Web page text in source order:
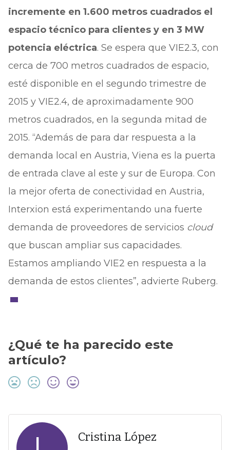
incremente en 1.600 metros cuadrados el
espacio técnico para clientes y en 3 MW
potencia eléctrica. Se espera que VIE2.3, con
cerca de 700 metros cuadrados de espacio,
esté disponible en el segundo trimestre de
2015 y VIE2.4, de aproximadamente 900
metros cuadrados, en la segunda mitad de
2015. “Además de para dar respuesta a la
demanda local en Austria, Viena es la puerta
de entrada clave al este y sur de Europa. Con
la mejor oferta de conectividad en Austria,
Interxion está experimentando una fuerte
demanda de proveedores de servicios cloud
que buscan ampliar sus capacidades.
Estamos ampliando VIE2 en respuesta a la
demanda de estos clientes”, advierte Ruberg.
¿Qué te ha parecido este
artículo?
Cristina López